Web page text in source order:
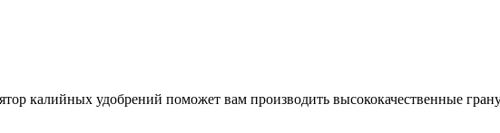
калийных удобрений поможет вам производить высококачественные